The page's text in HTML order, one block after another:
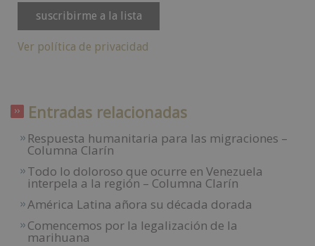
Ver política de privacidad
Entradas relacionadas
Respuesta humanitaria para las migraciones –
Columna Clarín
Todo lo doloroso que ocurre en Venezuela
interpela a la región – Columna Clarín
América Latina añora su década dorada
Comencemos por la legalización de la
marihuana